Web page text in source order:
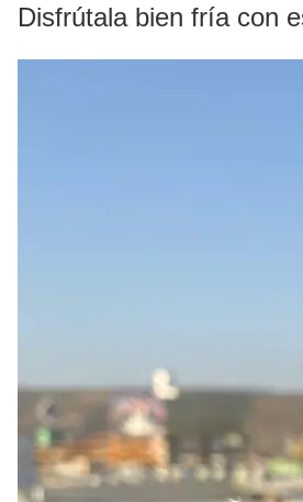
Disfrútala bien fría con